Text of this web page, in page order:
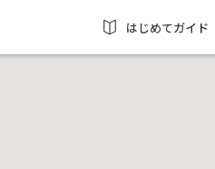
はじめてガイド